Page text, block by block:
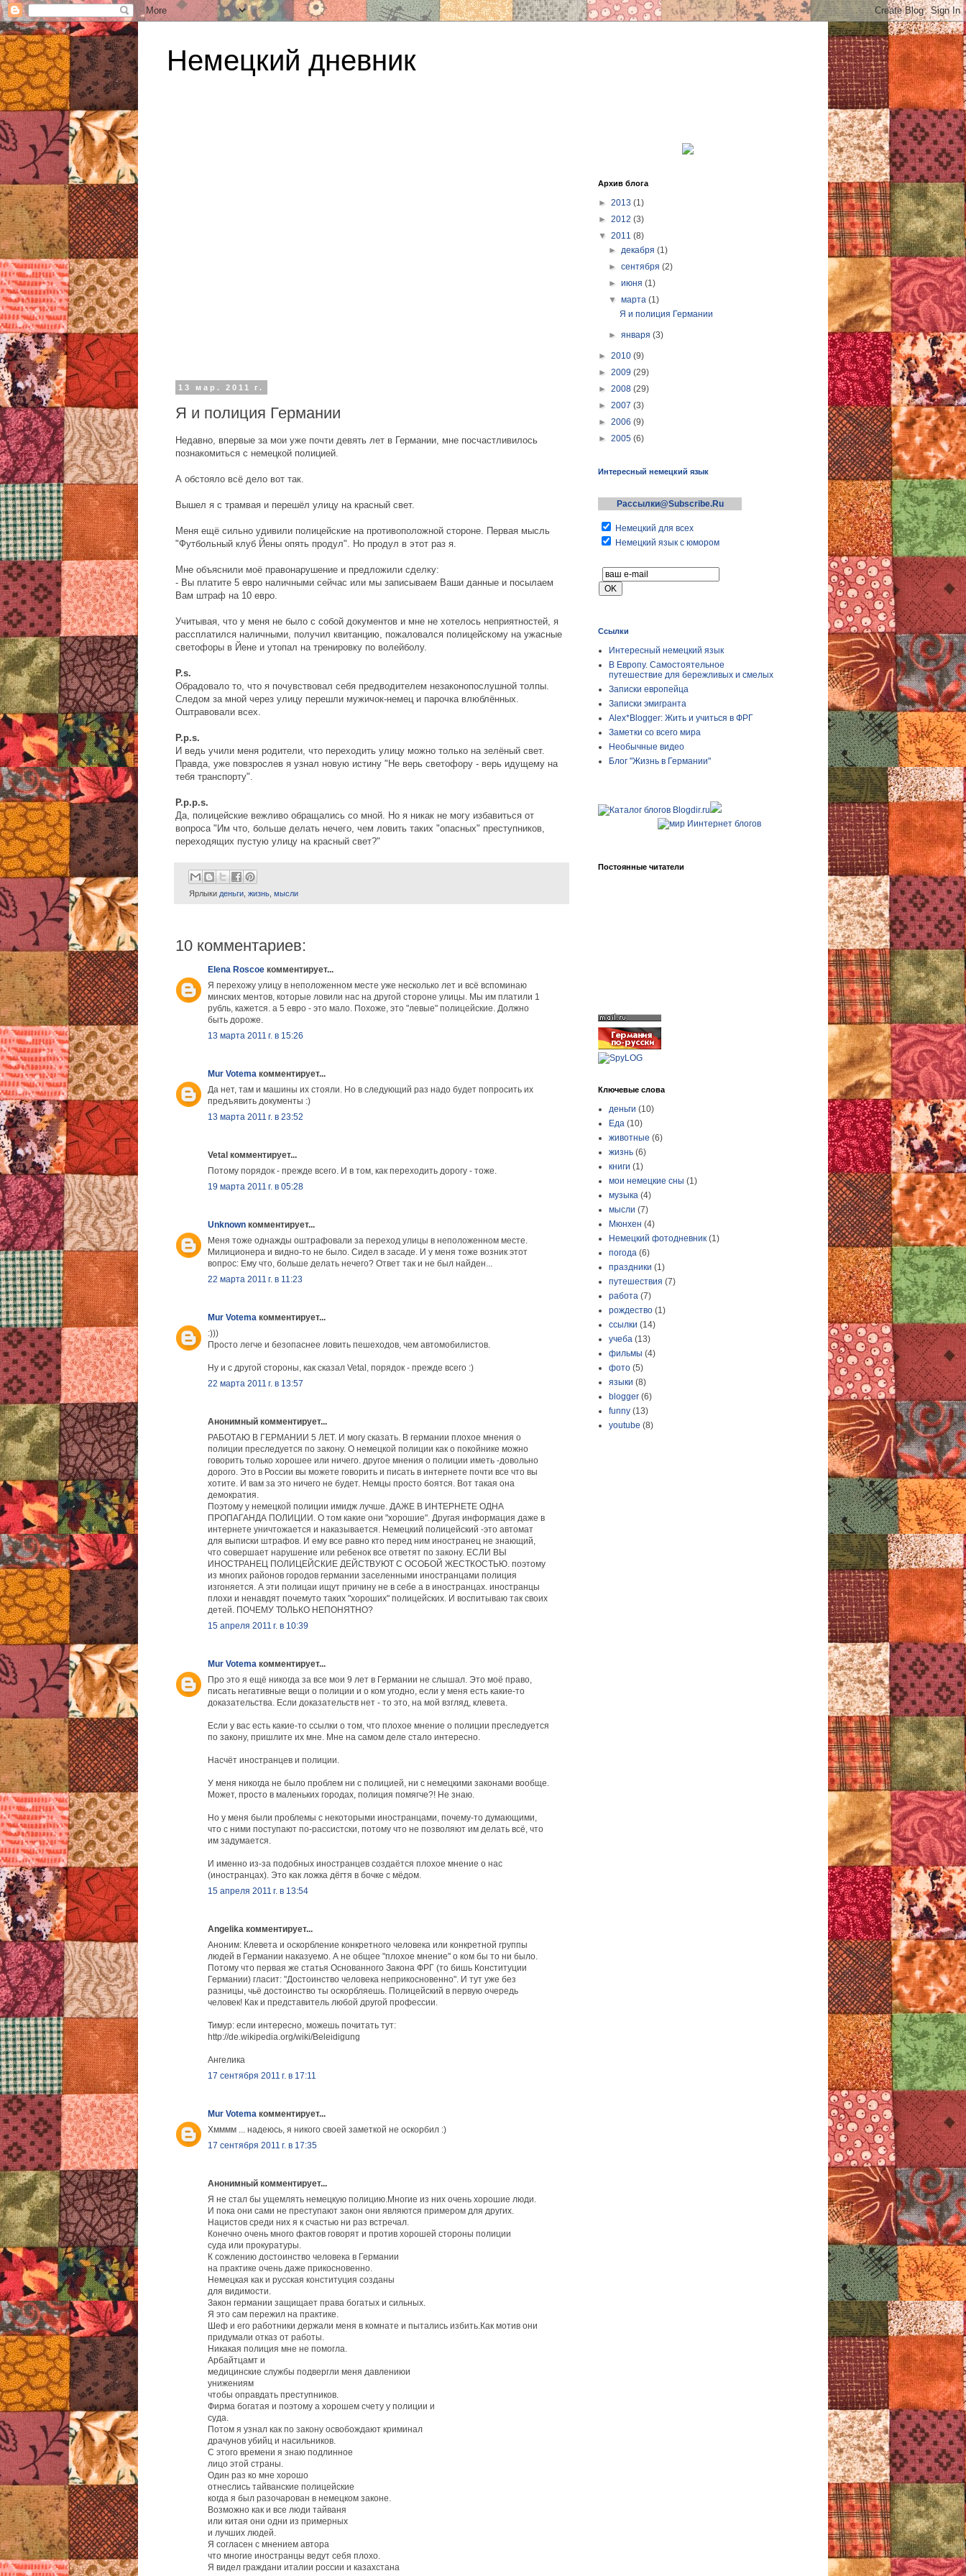
Немецкий дневник
13 мар. 2011 г.
Я и полиция Германии
Недавно, впервые за мои уже почти девять лет в Германии, мне посчастливилось
познакомиться с немецкой полицией.
А обстояло всё дело вот так.
Вышел я с трамвая и перешёл улицу на красный свет.
Меня ещё сильно удивили полицейские на противоположной стороне. Первая мысль
"Футбольный клуб Йены опять продул". Но продул в этот раз я.
Мне объяснили моё правонарушение и предложили сделку:
- Вы платите 5 евро наличными сейчас или мы записываем Ваши данные и посылаем
Вам штраф на 10 евро.
Учитывая, что у меня не было с собой документов и мне не хотелось неприятностей, я
рассплатился наличными, получил квитанцию, пожаловался полицейскому на ужасные
светофоры в Йене и утопал на тренировку по волейболу.
P.s.
Обрадовало то, что я почувствовал себя предводителем незаконопослушной толпы.
Следом за мной через улицу перешли мужичок-немец и парочка влюблённых.
Оштравовали всех.
P.p.s.
И ведь учили меня родители, что переходить улицу можно только на зелёный свет.
Правда, уже повзрослев я узнал новую истину "Не верь светофору - верь идущему на
тебя транспорту".
P.p.p.s.
Да, полицейские вежливо обращались со мной. Но я никак не могу избавиться от
вопроса "Им что, больше делать нечего, чем ловить таких "опасных" преступников,
переходящих пустую улицу на красный свет?"
Ярлыки деньги, жизнь, мысли
10 комментариев:
Elena Roscoe комментирует...
Я перехожу улицу в неположенном месте уже несколько лет и всё вспоминаю
минских ментов, которые ловили нас на другой стороне улицы. Мы им платили 1
рубль, кажется. а 5 евро - это мало. Похоже, это "левые" полицейские. Должно
быть дороже.
13 марта 2011 г. в 15:26
Mur Votema комментирует...
Да нет, там и машины их стояли. Но в следующий раз надо будет попросить их
предъявить документы :)
13 марта 2011 г. в 23:52
Vetal комментирует...
Потому порядок - прежде всего. И в том, как переходить дорогу - тоже.
19 марта 2011 г. в 05:28
Unknown комментирует...
Меня тоже однажды оштрафовали за переход улицы в неположенном месте.
Милиционера и видно-то не было. Сидел в засаде. И у меня тоже возник этот
вопрос: Ему что, больше делать нечего? Ответ так и не был найден...
22 марта 2011 г. в 11:23
Mur Votema комментирует...
:)))
Просто легче и безопаснее ловить пешеходов, чем автомобилистов.
Ну и с другой стороны, как сказал Vetal, порядок - прежде всего :)
22 марта 2011 г. в 13:57
Анонимный комментирует...
РАБОТАЮ В ГЕРМАНИИ 5 ЛЕТ. И могу сказать. В германии плохое мнения о
полиции преследуется по закону. О немецкой полиции как о покойнике можно
говорить только хорошее или ничего. другое мнения о полиции иметь -довольно
дорого. Это в России вы можете говорить и писать в интернете почти все что вы
хотите. И вам за это ничего не будет. Немцы просто боятся. Вот такая она
демократия.
Поэтому у немецкой полиции имидж лучше. ДАЖЕ В ИНТЕРНЕТЕ ОДНА
ПРОПАГАНДА ПОЛИЦИИ. О том какие они "хорошие". Другая информация даже в
интернете уничтожается и наказывается. Немецкий полицейский -это автомат
для выписки штрафов. И ему все равно кто перед ним иностранец не знающий,
что совершает нарушение или ребенок все ответят по закону. ЕСЛИ ВЫ
ИНОСТРАНЕЦ ПОЛИЦЕЙСКИЕ ДЕЙСТВУЮТ С ОСОБОЙ ЖЕСТКОСТЬЮ. поэтому
из многих районов городов германии заселенными иностранцами полиция
изгоняется. А эти полицаи ищут причину не в себе а в иностранцах. иностранцы
плохи и ненавдят почемуто таких "хороших" полицейских. И воспитываю так своих
детей. ПОЧЕМУ ТОЛЬКО НЕПОНЯТНО?
15 апреля 2011 г. в 10:39
Mur Votema комментирует...
Про это я ещё никогда за все мои 9 лет в Германии не слышал. Это моё право,
писать негативные вещи о полиции и о ком угодно, если у меня есть какие-то
доказательства. Если доказательств нет - то это, на мой взгляд, клевета.
Если у вас есть какие-то ссылки о том, что плохое мнение о полиции преследуется
по закону, пришлите их мне. Мне на самом деле стало интересно.
Насчёт иностранцев и полиции.
У меня никогда не было проблем ни с полицией, ни с немецкими законами вообще.
Может, просто в маленьких городах, полиция помягче?! Не знаю.
Но у меня были проблемы с некоторыми иностранцами, почему-то думающими,
что с ними поступают по-рассистски, потому что не позволяют им делать всё, что
им задумается.
И именно из-за подобных иностранцев создаётся плохое мнение о нас
(иностранцах). Это как ложка дёгтя в бочке с мёдом.
15 апреля 2011 г. в 13:54
Angelika комментирует...
Аноним: Клевета и оскорбление конкретного человека или конкретной группы
людей в Германии наказуемо. А не общее "плохое мнение" о ком бы то ни было.
Потому что первая же статья Основанного Закона ФРГ (то бишь Конституции
Германии) гласит: "Достоинство человека неприкосновенно". И тут уже без
разницы, чьё достоинство ты оскорбляешь. Полицейский в первую очередь
человек! Как и представитель любой другой профессии.
Тимур: если интересно, можешь почитать тут:
http://de.wikipedia.org/wiki/Beleidigung
Ангелика
17 сентября 2011 г. в 17:11
Mur Votema комментирует...
Хмммм ... надеюсь, я никого своей заметкой не оскорбил :)
17 сентября 2011 г. в 17:35
Анонимный комментирует...
Я не стал бы ущемлять немецкую полицию.Многие из них очень хорошие люди.
И пока они сами не преступают закон они являются примером для других.
Нацистов среди них я к счастью ни раз встречал.
Конечно очень много фактов говорят и против хорошей стороны полиции
суда или прокуратуры.
К сожлению достоинство человека в Германии
на практике очень даже прикосновенно.
Немецкая как и русская конституция созданы
для видимости.
Закон германии защищает права богатых и сильных.
Я это сам пережил на практике.
Шеф и его работники держали меня в комнате и пытались избить.Как мотив они
придумали отказ от работы.
Никакая полиция мне не помогла.
Арбайтцамт и
медицинские службы подвергли меня давлениюи
унижениям
чтобы оправдать преступников.
Фирма богатая и поэтому а хорошем счету у полиции и
суда.
Потом я узнал как по закону освобождают криминал
драчунов убийц и насильников.
С этого времени я знаю подлинное
лицо этой страны.
Один раз ко мне хорошо
отнеслись тайванские полицейские
когда я был разочарован в немецком законе.
Возможно как и все люди тайваня
или китая они одни из примерных
и лучших людей.
Я согласен с мнением автора
что многие иностранцы ведут себя плохо.
Я видел граждани италии россии и казахстана
Архив блога
► 2013 (1)
► 2012 (3)
▼ 2011 (8)
►декабря(1)
►сентября(2)
►июня(1)
▼марта(1)
Я и полиция Германии
►января(3)
► 2010 (9)
► 2009 (29)
► 2008 (29)
► 2007 (3)
► 2006 (9)
► 2005 (6)
Интересный немецкий язык
Рассылки@Subscribe.Ru
Немецкий для всех
Немецкий язык с юмором
Ссылки
Интересный немецкий язык
В Европу. Самостоятельное
путешествие для бережливых и смелых
Записки европейца
Записки эмигранта
Alex*Blogger: Жить и учиться в ФРГ
Заметки со всего мира
Необычные видео
Блог "Жизнь в Германии"
Постоянные читатели
Ключевые слова
деньги (10)
Еда (10)
животные (6)
жизнь (6)
книги (1)
мои немецкие сны (1)
музыка (4)
мысли (7)
Мюнхен (4)
Немецкий фотодневник (1)
погода (6)
праздники (1)
путешествия (7)
работа (7)
рождество (1)
ссылки (14)
учеба (13)
фильмы (4)
фото (5)
языки (8)
blogger (6)
funny (13)
youtube (8)